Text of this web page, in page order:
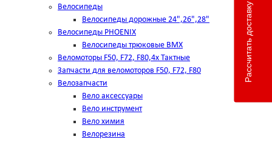
Велосипеды
Велосипеды дорожные 24",26",28"
Велосипеды PHOENIX
Велосипеды трюковые BMX
Веломоторы F50, F72, F80,4х Тактные
Запчасти для веломоторов F50, F72, F80
Велозапчасти
Вело аксессуары
Вело инструмент
Вело химия
Велорезина
Рассчитать доставку